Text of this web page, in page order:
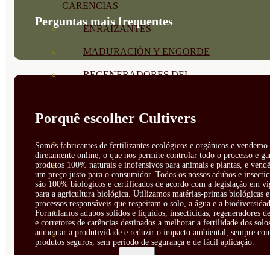
CARENCIAS
ENRAIZANTES
MADURACIÓN Y ENGORDE
REGENERADORES DEL
ÁCIDOS HÚMICOS
MATERIAS PRIMAS
PROTECCIÓN CULTIVOS Y
PLANTAS
PLANTAS INTERIOR
GROWPUNCH
Perguntas mais frequentes
Porquê escolher Cultivers
Somos fabricantes de fertilizantes ecológicos e orgânicos e
diretamente online, o que nos permite controlar todo o processo e
produtos 100% naturais e inofensivos para animais e plantas, e
um preço justo para o consumidor. Todos os nossos adubos e
são 100% biológicos e certificados de acordo com a legislação em
para a agricultura biológica. Utilizamos matérias-primas biológicas e
processos responsáveis que respeitam o solo, a água e a
Formulamos adubos sólidos e líquidos, insecticidas, regeneradores
e corretores de carências destinados a melhorar a fertilidade dos
aumentar a produtividade e reduzir o impacto ambiental, sempre
produtos seguros, sem período de segurança e de fácil aplicação.